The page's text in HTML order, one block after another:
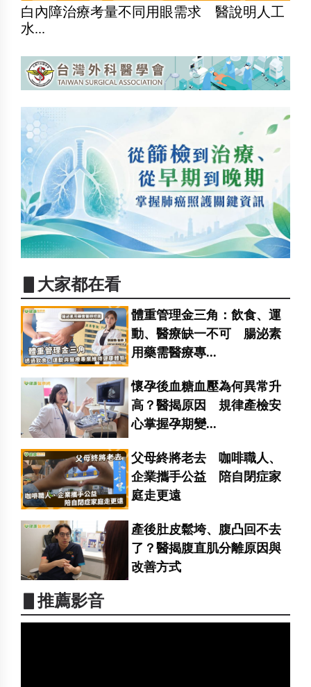
白內障治療考量不同用眼需求 醫說明人工
水...
▋大家都在看
體重管理金三角：飲食、運
動、醫療缺一不可 腸泌素
用藥需醫療專...
懷孕後血糖血壓為何異常升
高？醫揭原因 規律產檢安
心掌握孕期變...
父母終將老去 咖啡職人、
企業攜手公益 陪自閉症家
庭走更遠
產後肚皮鬆垮、腹凸回不去
了？醫揭腹直肌分離原因與
改善方式
▋推薦影音